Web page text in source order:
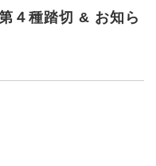
４種踏切 & お知ら